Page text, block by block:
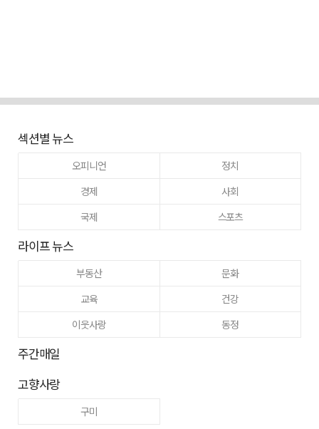
섹션별 뉴스
오피니언
정치
경제
사회
국제
스포츠
라이프 뉴스
부동산
문화
교육
건강
이웃사랑
동정
주간매일
고향사랑
구미